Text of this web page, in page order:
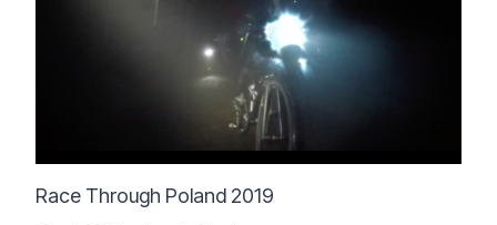
Race Through Poland 2019